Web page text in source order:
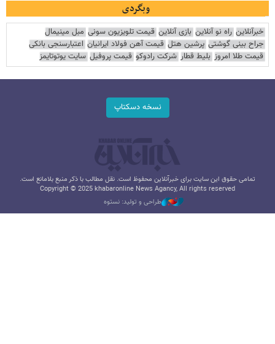
وبگردی
خبرآنلاین راه نو آنلاین بازی آنلاین قیمت تلویزیون سونی مبل مینیمال
جراح بینی گوشتی پرشین هتل قیمت آهن فولاد ایرانیان اعتبارسنجی بانکی
قیمت طلا امروز بلیط قطار شرکت رادوکو قیمت پروفیل سایت یوتوتایمز
نسخه دسکتاپ
تمامی حقوق این سایت برای خبرآنلاین محفوظ است. نقل مطالب با ذکر منبع بلامانع است.
Copyright © 2025 khabaronline News Agancy, All rights reserved
طراحی و تولید: نستوه